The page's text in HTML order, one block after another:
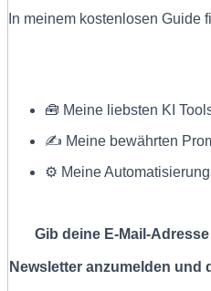
In meinem kostenlosen Guide
🧰 Meine liebsten KI
✍ Meine bewährten
⚙️ Meine
Gib deine E-Mail-
Newsletter anzumelden und